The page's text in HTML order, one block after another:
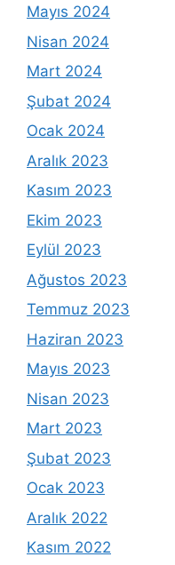
Mayıs 2024
Nisan 2024
Mart 2024
Şubat 2024
Ocak 2024
Aralık 2023
Kasım 2023
Ekim 2023
Eylül 2023
Ağustos 2023
Temmuz 2023
Haziran 2023
Mayıs 2023
Nisan 2023
Mart 2023
Şubat 2023
Ocak 2023
Aralık 2022
Kasım 2022